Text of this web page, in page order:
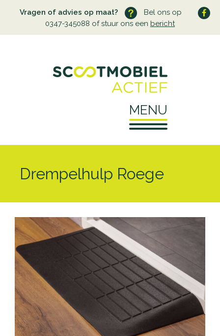
Vragen of advies op maat?
Bel ons op
0347-345088 of stuur ons een bericht
MENU
Waarom Scootmobielactief
Openingstijden
Contact
Onderhoud en reparatie
Schadeherstel
Pechhulp
Haal- en brengservice
Producten
Vaste scootmobielen
Opvouwbare scootmobielen
Private Lease scootmobielen
Nieuws
Openingstijden
Contact
Drempelhulp Roege